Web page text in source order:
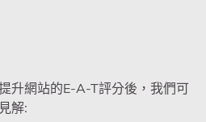
升網站的E-A-T評分後，我們可
解: